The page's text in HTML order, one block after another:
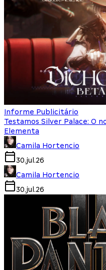
Informe Publicitário
Testamos Silver Palace: O
Elementa
Camila Hortencio
30.jul.26
Camila Hortencio
30.jul.26